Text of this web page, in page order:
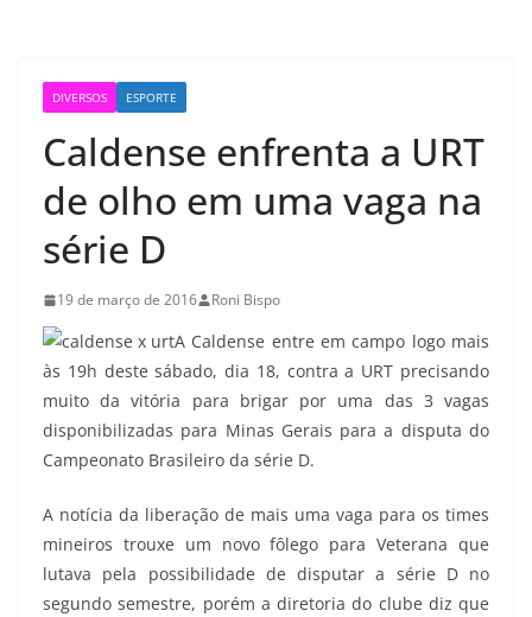
DIVERSOS ESPORTE
Caldense enfrenta a URT
de olho em uma vaga na
série D
19 de março de 2016 Roni Bispo
A Caldense entre em campo logo mais
às 19h deste sábado, dia 18, contra a URT precisando
muito da vitória para brigar por uma das 3 vagas
disponibilizadas para Minas Gerais para a disputa do
Campeonato Brasileiro da série D.
A notícia da liberação de mais uma vaga para os times
mineiros trouxe um novo fôlego para Veterana que
lutava pela possibilidade de disputar a série D no
segundo semestre, porém a diretoria do clube diz que